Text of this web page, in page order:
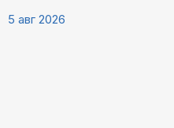
5 авг 2026